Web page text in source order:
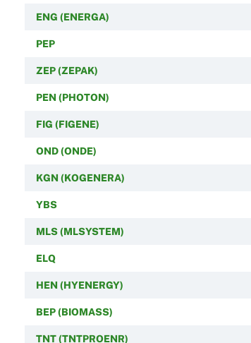
ENG (ENERGA)
PEP
ZEP (ZEPAK)
PEN (PHOTON)
FIG (FIGENE)
OND (ONDE)
KGN (KOGENERA)
YBS
MLS (MLSYSTEM)
ELQ
HEN (HYENERGY)
BEP (BIOMASS)
TNT (TNTPROENR)